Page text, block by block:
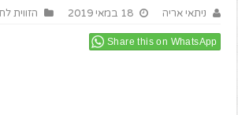
ניתאי אריה 18 במאי 2019 הזווית
Share this on WhatsApp